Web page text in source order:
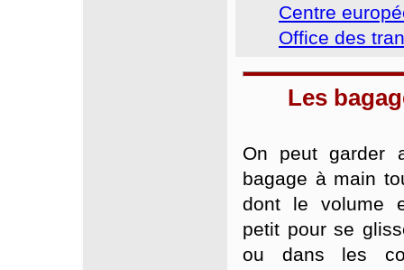
Centre
Office des
Les
On peut garder
bagage à main
dont le volume
petit pour se
ou dans les